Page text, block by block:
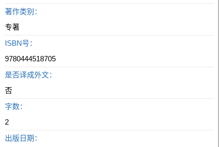
著作类别：
专著
ISBN号：
9780444518705
是否译成外文：
否
字数：
2
出版日期：